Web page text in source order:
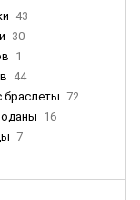
43
30
1
44
браслеты 72
16
7